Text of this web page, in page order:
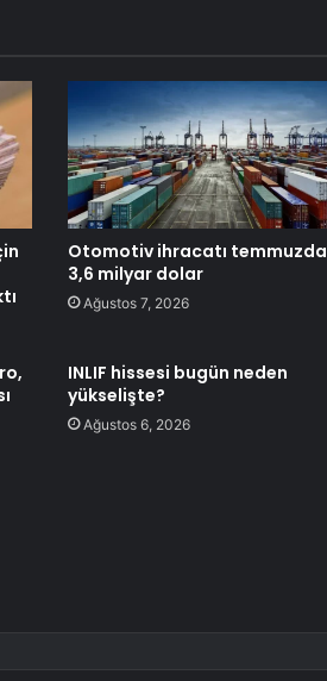
Otomotiv ihracatı temmuzda
3,6 milyar dolar
Ağustos 7, 2026
INLIF hissesi bugün neden
yükselişte?
Ağustos 6, 2026